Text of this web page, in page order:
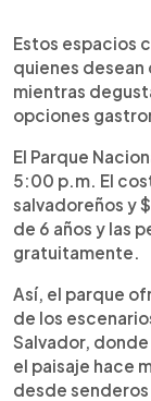
Estos espacios
quienes
mientras
opciones
El Parque
5:00 p.m. El
salvadoreños y
de 6 años y las
gratuitamente.
Así, el parque
de los
Salvador,
el paisaje hace
desde